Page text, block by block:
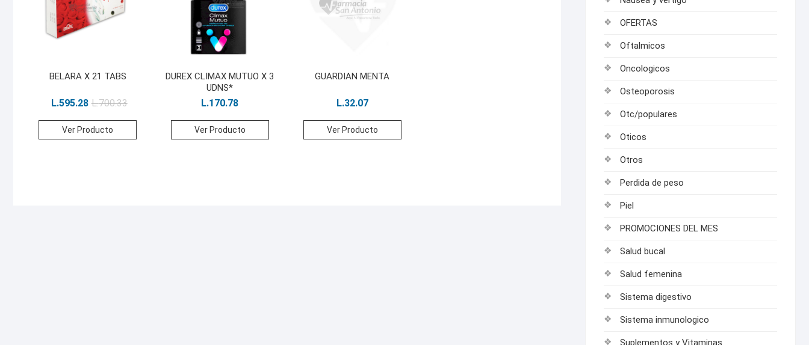
BELARA X 21 TABS
L.700.33
L.595.28
Ver Producto
DUREX CLIMAX MUTUO X 3
UDNS*
L.170.78
Ver Producto
GUARDIAN MENTA
L.32.07
Ver Producto
OFERTAS
Oftalmicos
Oncologicos
Osteoporosis
Otc/populares
Oticos
Otros
Perdida de peso
Piel
PROMOCIONES DEL MES
Salud bucal
Salud femenina
Sistema digestivo
Sistema inmunologico
Suplementos y Vitaminas